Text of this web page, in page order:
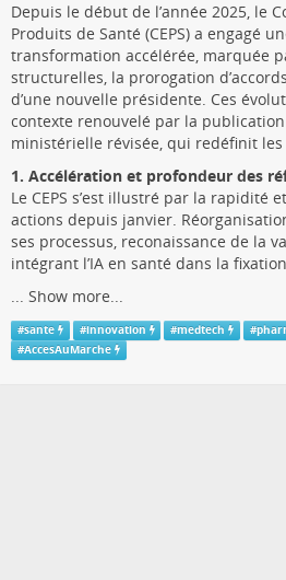
Depuis le début de l’année 2025, le
Produits de Santé (CEPS) a engagé
transformation accélérée, marquée
structurelles, la prorogation
d’une nouvelle présidente. Ces
contexte renouvelé par la
ministérielle révisée, qui redéfinit
1. Accélération et profondeur des
Le CEPS s’est illustré par la rapidité
actions depuis janvier.
ses processus, reconaissance de la
intégrant l’IA en santé dans la
... Show more...
#sante #innovation #medtech #
#AccesAuMarche